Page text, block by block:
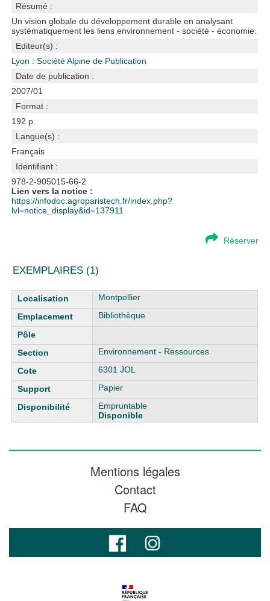
Résumé :
Un vision globale du développement durable en analysant
systématiquement les liens environnement - société - économie.
Editeur(s) :
Lyon : Société Alpine de Publication
Date de publication :
2007/01
Format :
192 p.
Langue(s) :
Français
Identifiant :
978-2-905015-66-2
Lien vers la notice :
https://infodoc.agroparistech.fr/index.php?
lvl=notice_display&id=137911
Réserver
EXEMPLAIRES (1)
Liste des exemplaires
Montpellier
Bibliothèque
Environnement - Ressources
6301 JOL
Papier
Empruntable
Disponible
Mentions légales
Contact
FAQ